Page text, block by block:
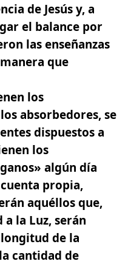
de Jesús y, a
el balance por
las enseñanzas
que
los
absorbedores, se
dispuestos a
los
algún día
propia,
aquéllos que,
la Luz, serán
de la
cantidad de